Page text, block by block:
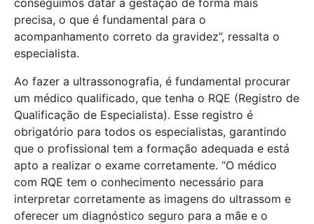
precisa, o que é fundamental para o
acompanhamento correto da gravidez”, ressalta o
especialista.
Ao fazer a ultrassonografia, é fundamental procurar
um médico qualificado, que tenha o RQE (Registro de
Qualificação de Especialista). Esse registro é
obrigatório para todos os especialistas, garantindo
que o profissional tem a formação adequada e está
apto a realizar o exame corretamente. “O médico
com RQE tem o conhecimento necessário para
interpretar corretamente as imagens do ultrassom e
oferecer um diagnóstico seguro para a mãe e o